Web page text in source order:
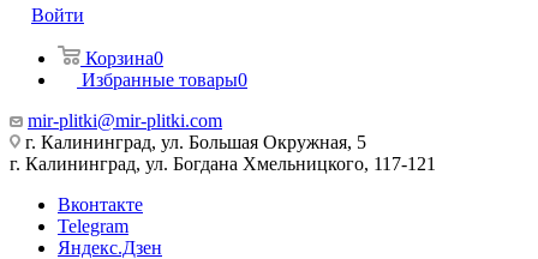
Войти
Корзина0
Избранные товары0
mir-plitki@mir-plitki.com
г. Калининград, ул. Большая Окружная, 5
г. Калининград, ул. Богдана Хмельницкого, 117-121
Вконтакте
Telegram
Яндекс.Дзен